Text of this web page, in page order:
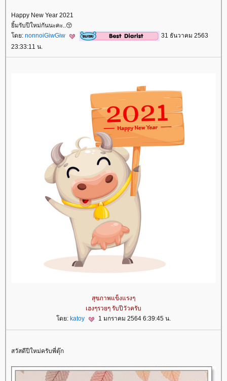
Happy​ New​ Year​ 2021
ิ้มรับปีใหม่กันนะคะ..😚​
ดย: nonnoiGiwGiw
31 ธันวาคม 2563
23:33:11 น.
สุขภาพแข็งแรงๆ
เฮงๆรวยๆ รับปีวัวครับ
ดย: katoy 1 มกราคม 2564 6:39:45 น.
สวัสดีปีใหม่ครับพี่ตุ๊ก